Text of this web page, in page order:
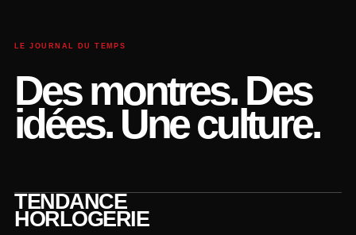
LE JOURNAL DU TEMPS
Des montres. Des
idées. Une culture.
TENDANCE
HORLOGERIE